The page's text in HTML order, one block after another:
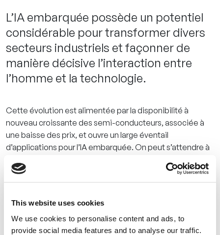
This website uses cookies
We use cookies to personalise content and ads, to
provide social media features and to analyse our traffic.
L’IA embarquée possède un potentiel
considérable pour transformer divers
secteurs industriels et façonner de
manière décisive l’interaction entre
l’homme et la technologie.
Cette évolution est alimentée par la disponibilité à
nouveau croissante des semi-conducteurs, associée à
une baisse des prix, et ouvre un large éventail
d’applications pour l’IA embarquée. On peut s’attendre à
capteurs d’IA en 2024.
particulier, continue de gagner en importance dans la
concurrence mondiale, notamment par rapport à l’Asie et
à ses modèles d’entreprise de services compétitifs.